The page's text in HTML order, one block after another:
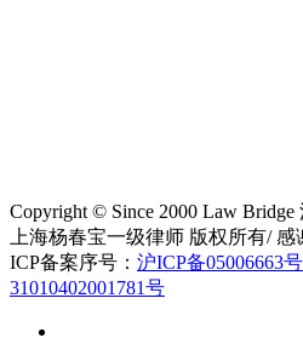
Copyright © Since 2000 Law
上海杨春宝一级律师 版权所有/
ICP备案序号： 沪ICP备05006663号
31010402001781号